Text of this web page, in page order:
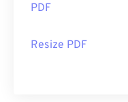
PDF
Resize PDF